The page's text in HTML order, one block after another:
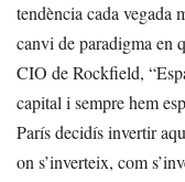
tendència cada vegada
canvi de paradigma en
CIO de Rockfield,
capital i sempre hem
París decidís invertir
on s’inverteix, com